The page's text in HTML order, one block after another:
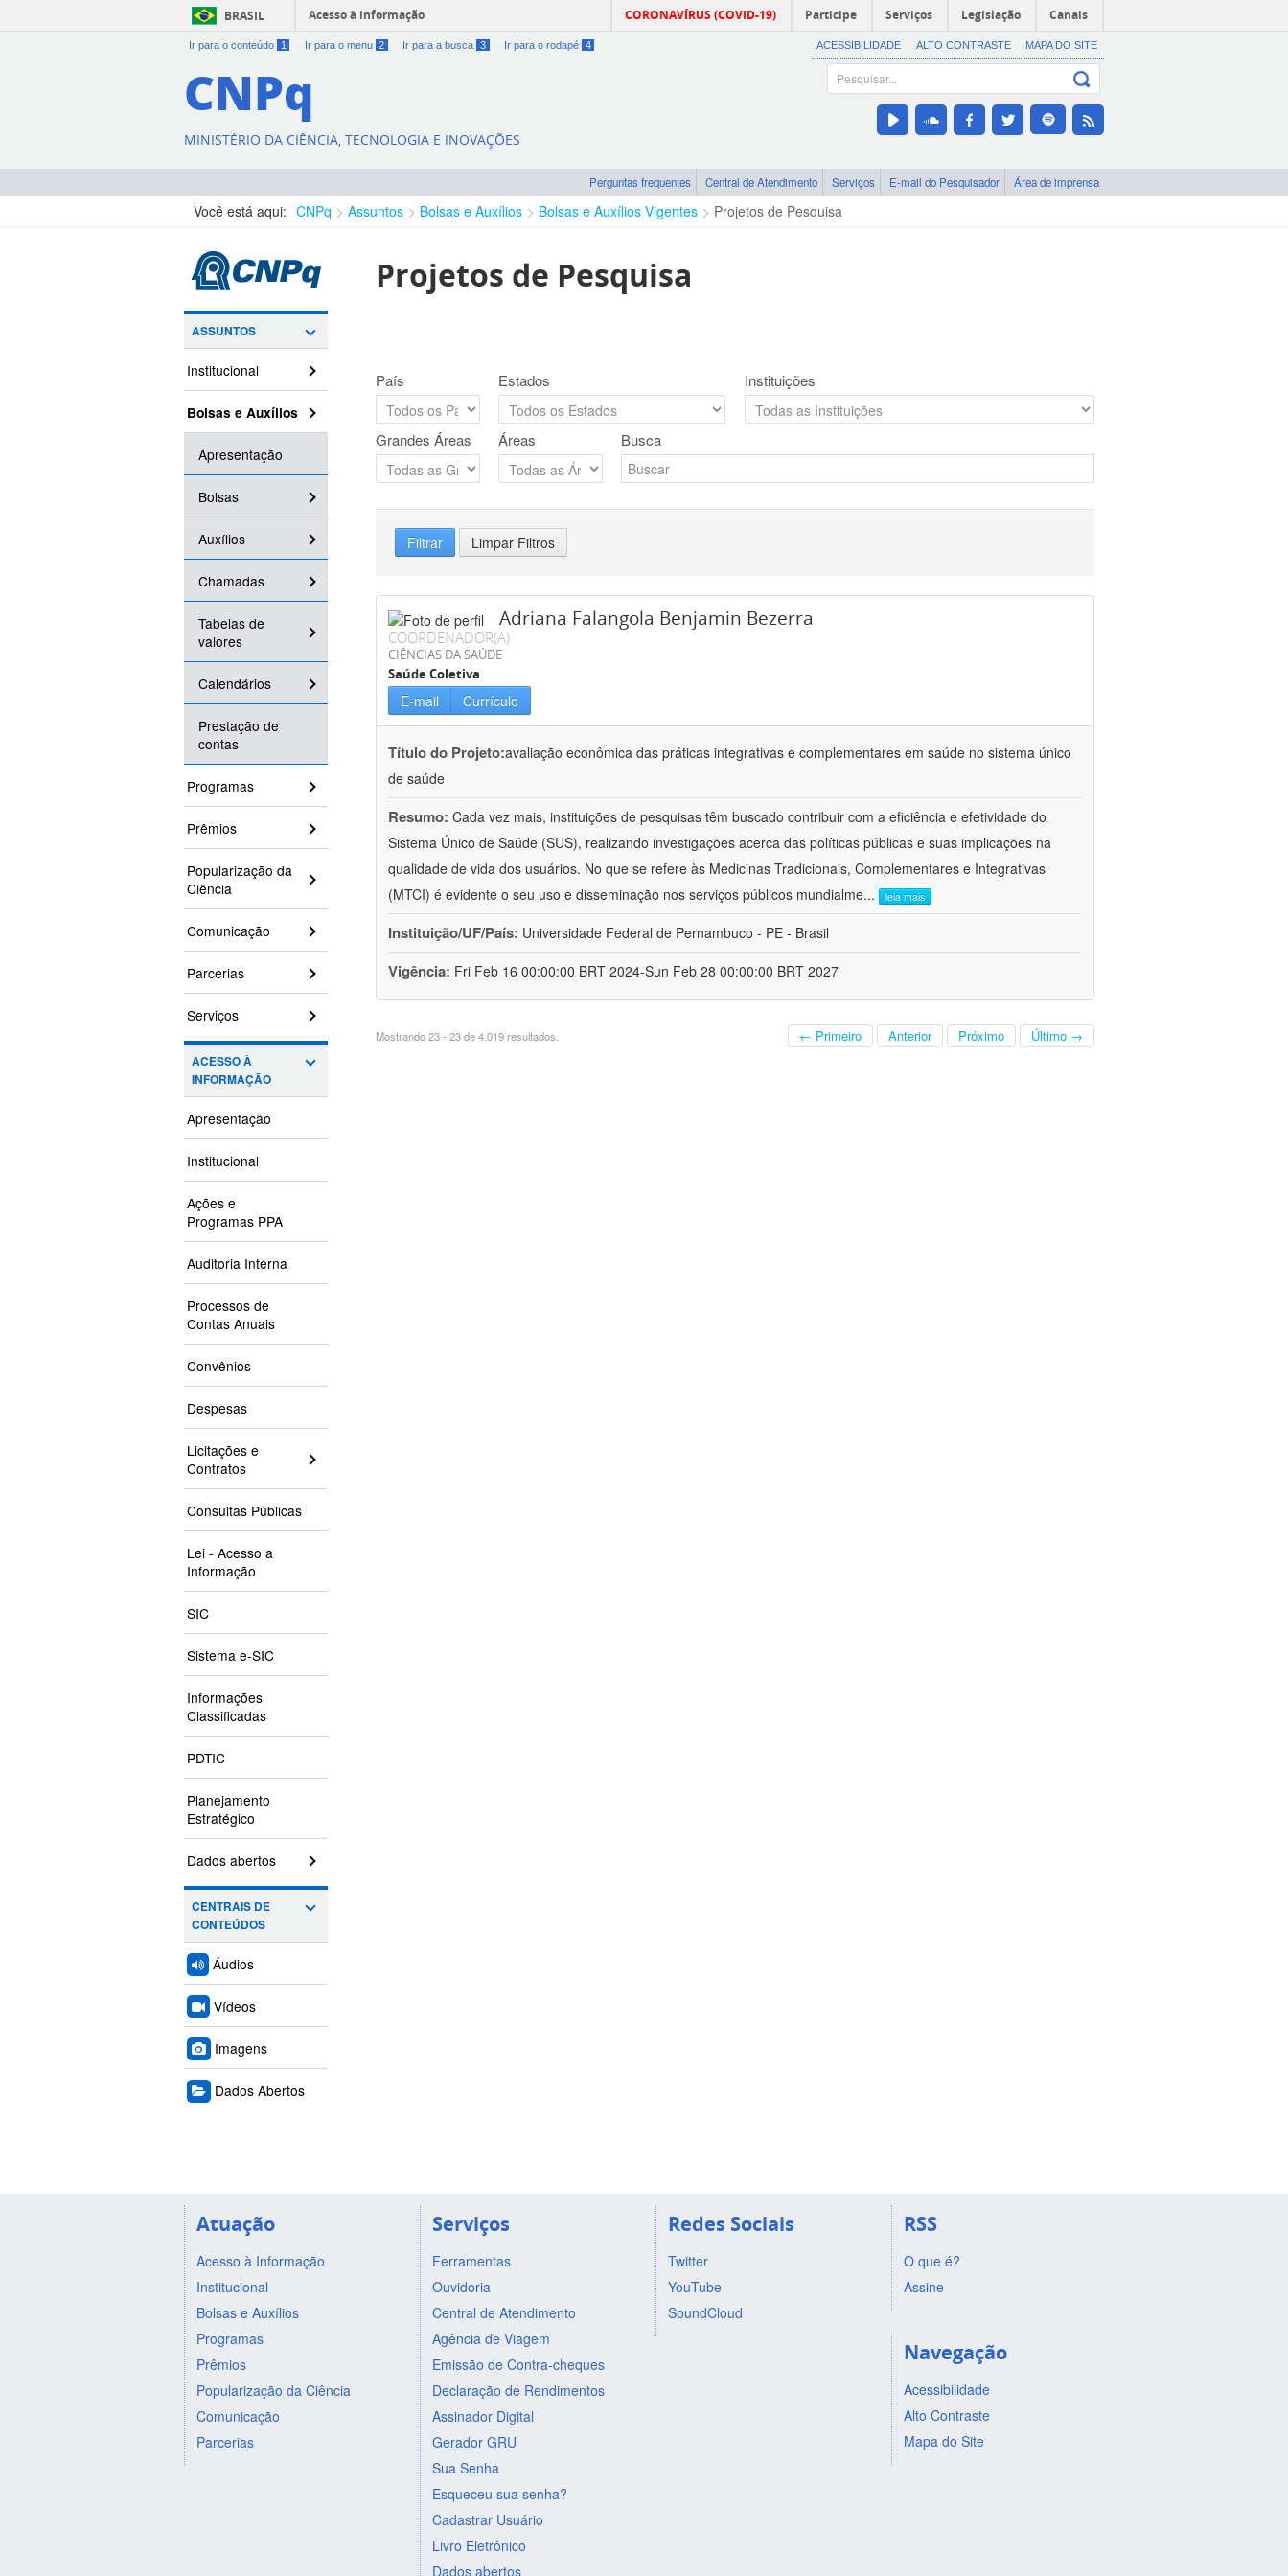
BRASIL Acesso à informação CORONAVÍRUS (COVID-19) Participe Serviços Legislação Canais
Ir para o conteúdo 1 Ir para o menu 2 Ir para a busca 3 Ir para o rodapé 4 ACESSIBILIDADE ALTO CONTRASTE MAPA DO SITE
CNPq
MINISTÉRIO DA CIÊNCIA, TECNOLOGIA E INOVAÇÕES
Perguntas frequentes Central de Atendimento Serviços E-mail do Pesquisador Área de imprensa
Você está aqui: CNPq Assuntos Bolsas e Auxílios Bolsas e Auxílios Vigentes Projetos de Pesquisa
ASSUNTOS
Institucional
Bolsas e Auxílios
Apresentação
Bolsas
Auxílios
Chamadas
Tabelas de
valores
Calendários
Prestação de
contas
Programas
Prêmios
Popularização da
Ciência
Comunicação
Parcerias
Serviços
ACESSO À
INFORMAÇÃO
Apresentação
Institucional
Ações e
Programas PPA
Auditoria Interna
Processos de
Contas Anuais
Convênios
Despesas
Licitações e
Contratos
Consultas Públicas
Lei - Acesso a
Informação
SIC
Sistema e-SIC
Informações
Classificadas
PDTIC
Planejamento
Estratégico
Dados abertos
CENTRAIS DE
CONTEÚDOS
Áudios
Vídeos
Imagens
Dados Abertos
Projetos de Pesquisa
País Estados Instituições
Grandes Áreas Áreas Busca
Filtrar Limpar Filtros
Adriana Falangola Benjamin Bezerra
COORDENADOR(A)
CIÊNCIAS DA SAÚDE
Saúde Coletiva
E-mail Currículo
Título do Projeto:avaliação econômica das práticas integrativas e complementares em saúde no sistema único
de saúde
Resumo: Cada vez mais, instituições de pesquisas têm buscado contribuir com a eficiência e efetividade do
Sistema Único de Saúde (SUS), realizando investigações acerca das políticas públicas e suas implicações na
qualidade de vida dos usuários. No que se refere às Medicinas Tradicionais, Complementares e Integrativas
(MTCI) é evidente o seu uso e disseminação nos serviços públicos mundialme... leia mais
Instituição/UF/País: Universidade Federal de Pernambuco - PE - Brasil
Vigência: Fri Feb 16 00:00:00 BRT 2024-Sun Feb 28 00:00:00 BRT 2027
Mostrando 23 - 23 de 4.019 resultados. ← Primeiro Anterior Próximo Último →
Atuação
Acesso à Informação
Institucional
Bolsas e Auxílios
Programas
Prêmios
Popularização da Ciência
Comunicação
Parcerias
Serviços
Ferramentas
Ouvidoria
Central de Atendimento
Agência de Viagem
Emissão de Contra-cheques
Declaração de Rendimentos
Assinador Digital
Gerador GRU
Sua Senha
Esqueceu sua senha?
Cadastrar Usuário
Livro Eletrônico
Dados abertos
Redes Sociais
Twitter
YouTube
SoundCloud
RSS
O que é?
Assine
Navegação
Acessibilidade
Alto Contraste
Mapa do Site